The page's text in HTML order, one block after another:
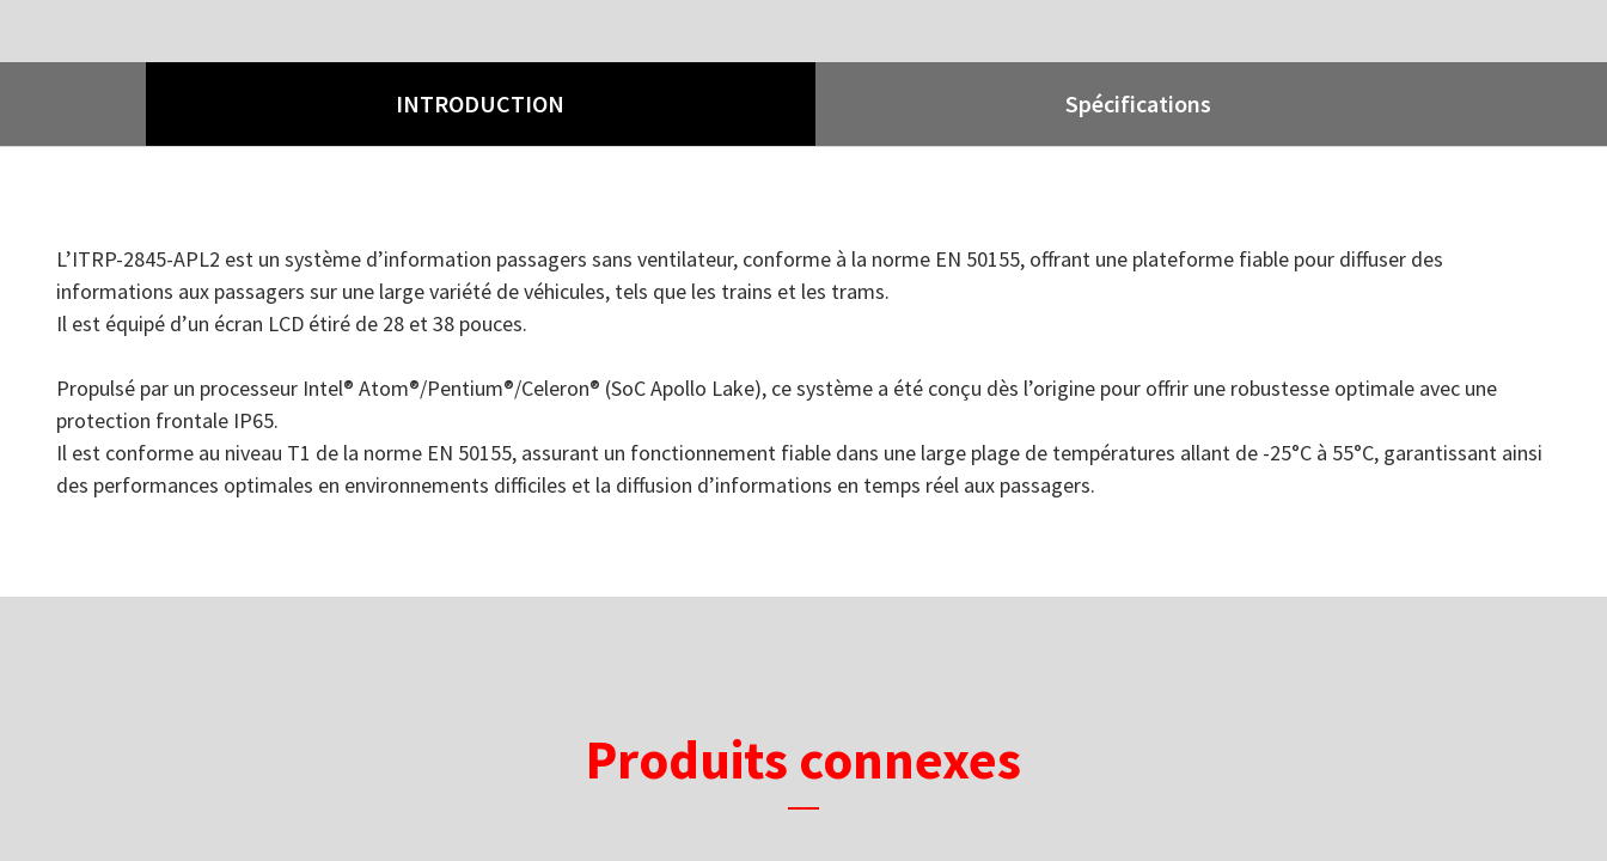
INTRODUCTION Spécifications
L’ITRP-2845-APL2 est un système d’information passagers sans ventilateur, conforme à la norme EN 50155, offrant une plateforme fiable pour diffuser des
informations aux passagers sur une large variété de véhicules, tels que les trains et les trams.
Il est équipé d’un écran LCD étiré de 28 et 38 pouces.
Propulsé par un processeur Intel® Atom®/Pentium®/Celeron® (SoC Apollo Lake), ce système a été conçu dès l’origine pour offrir une robustesse optimale avec une
protection frontale IP65.
Il est conforme au niveau T1 de la norme EN 50155, assurant un fonctionnement fiable dans une large plage de températures allant de -25°C à 55°C, garantissant ainsi
des performances optimales en environnements difficiles et la diffusion d’informations en temps réel aux passagers.
Produits connexes